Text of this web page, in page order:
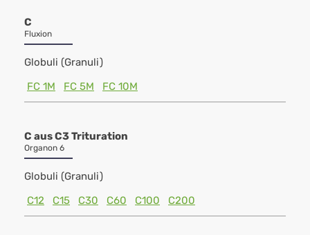
C
Fluxion
Globuli (Granuli)
FC 1M
FC 5M FC 10M
C aus C3 Trituration
Organon 6
Globuli (Granuli)
C12
C15 C30 C60 C100 C200